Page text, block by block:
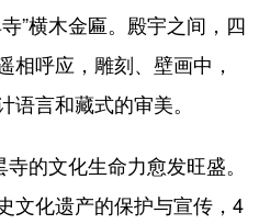
”横木金匾。殿宇之间，四
相呼应，雕刻、壁画中，
言和藏式的审美。
文化生命力愈发旺盛。
文化遗产的保护与宣传，4